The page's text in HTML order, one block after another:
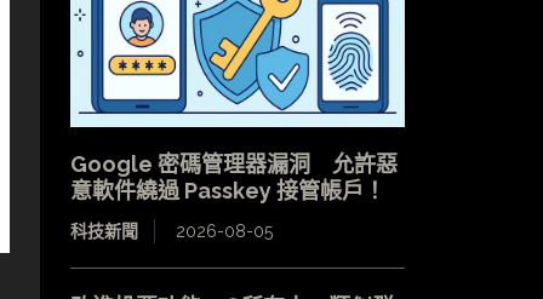
Google 密碼管理器漏洞 允許惡
意軟件繞過 Passkey 接管帳戶！
科技新聞 2026-08-05